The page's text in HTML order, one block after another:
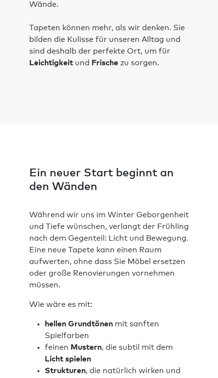
Wände.
Tapeten können mehr, als wir denken. Sie
bilden die Kulisse für unseren Alltag und
sind deshalb der perfekte Ort, um für
Leichtigkeit und Frische zu sorgen.
Ein neuer Start beginnt an
den Wänden
Während wir uns im Winter Geborgenheit
und Tiefe wünschen, verlangt der Frühling
nach dem Gegenteil: Licht und Bewegung.
Eine neue Tapete kann einen Raum
aufwerten, ohne dass Sie Möbel ersetzen
oder große Renovierungen vornehmen
müssen.
Wie wäre es mit:
hellen Grundtönen mit sanften
Spielfarben
feinen Mustern, die subtil mit dem
Licht spielen
Strukturen, die natürlich wirken und